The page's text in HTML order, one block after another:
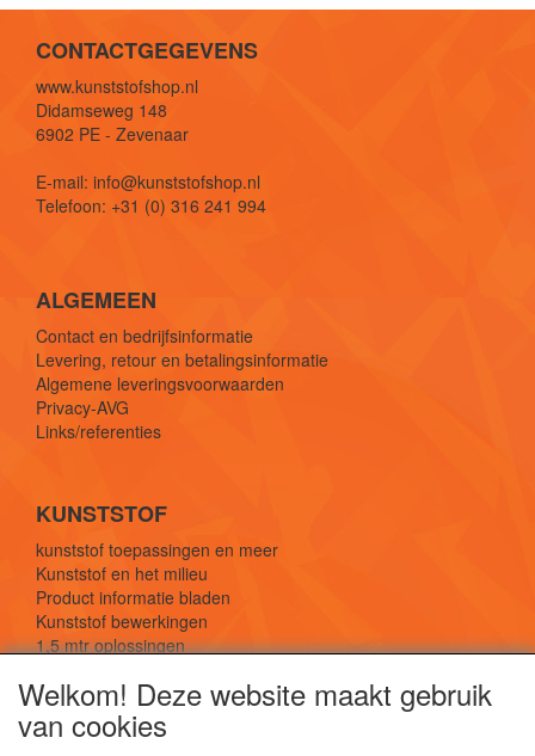
CONTACTGEGEVENS
www.kunststofshop.nl
Didamseweg 148
6902 PE - Zevenaar
E-mail: info@kunststofshop.nl
Telefoon: +31 (0) 316 241 994
ALGEMEEN
Contact en bedrijfsinformatie
Levering, retour en betalingsinformatie
Algemene leveringsvoorwaarden
Privacy-AVG
Links/referenties
KUNSTSTOF
kunststof toepassingen en meer
Kunststof en het milieu
Product informatie bladen
Kunststof bewerkingen
1,5 mtr oplossingen
Welkom! Deze website maakt gebruik
van cookies